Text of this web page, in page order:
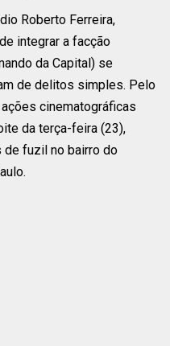
Roberto Ferreira,
integrar a facção
da Capital) se
de delitos simples. Pelo
cinematográficas
da terça-feira (23),
de fuzil no bairro do